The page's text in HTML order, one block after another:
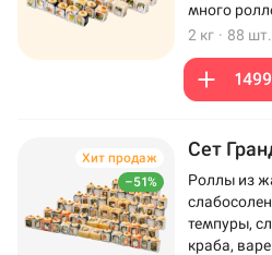
много
2 кг · 88 шт.
–51%
Хит продаж Сет
Роллы из
темпуры,
краба,